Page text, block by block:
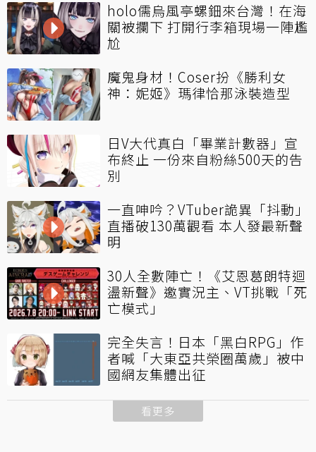
holo儒烏風亭螺鈿來台灣！在海
關被攔下 打開行李箱現場一陣尷
尬
魔鬼身材！Coser扮《勝利女
神：妮姬》瑪律恰那泳裝造型
日V大代真白「畢業計數器」宣
布終止 一份來自粉絲500天的告
別
一直呻吟？VTuber詭異「抖動」
直播破130萬觀看 本人發最新聲
明
30人全數陣亡！《艾恩葛朗特迴
盪新聲》邀實況主、VT挑戰「死
亡模式」
完全失言！日本「黑白RPG」作
者喊「大東亞共榮圈萬歲」被中
國網友集體出征
看更多